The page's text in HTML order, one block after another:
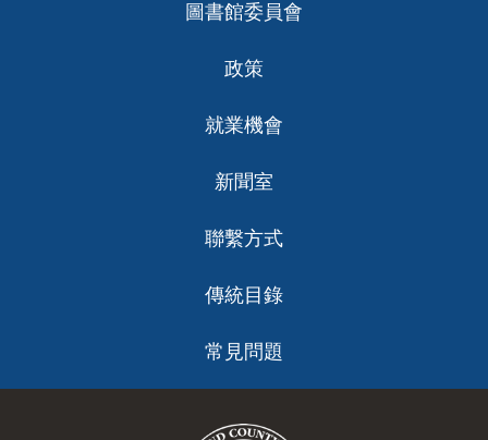
圖書館委員會
政策
就業機會
新聞室
聯繫方式
傳統目錄
常見問題